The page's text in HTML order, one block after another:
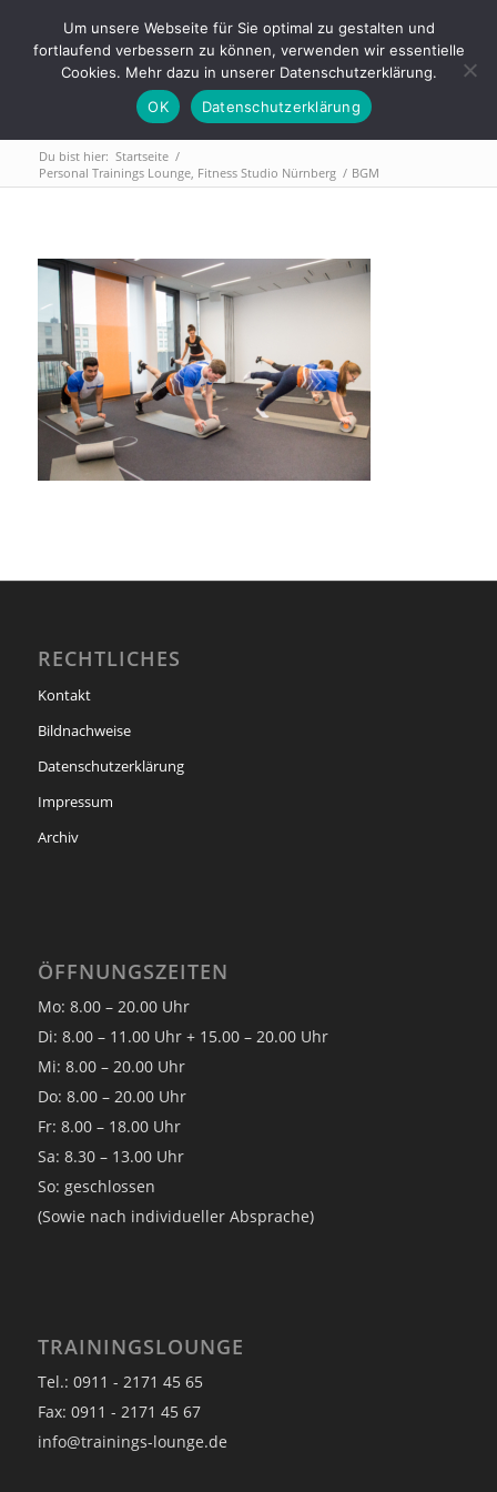
Tel.: 0911 - 2171 4565 | info@trainings-lounge.de
Du bist hier: Startseite /
Personal Trainings Lounge, Fitness Studio Nürnberg / BGM
RECHTLICHES
Kontakt
Bildnachweise
Datenschutzerklärung
Impressum
Archiv
ÖFFNUNGSZEITEN
Mo: 8.00 – 20.00 Uhr
Di: 8.00 – 11.00 Uhr + 15.00 – 20.00 Uhr
Mi: 8.00 – 20.00 Uhr
Do: 8.00 – 20.00 Uhr
Fr: 8.00 – 18.00 Uhr
Sa: 8.30 – 13.00 Uhr
So: geschlossen
(Sowie nach individueller Absprache)
TRAININGSLOUNGE
Tel.: 0911 - 2171 45 65
Fax: 0911 - 2171 45 67
info@trainings-lounge.de
Um unsere Webseite für Sie optimal zu gestalten und
fortlaufend verbessern zu können, verwenden wir essentielle
Cookies. Mehr dazu in unserer Datenschutzerklärung.
OK
Datenschutzerklärung